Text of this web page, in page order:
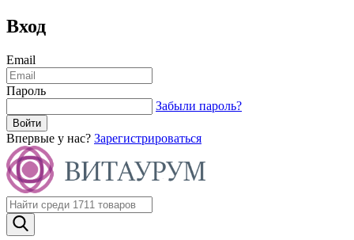
Вход
Email
Пароль
Забыли пароль?
Впервые у нас? Зарегистрироваться